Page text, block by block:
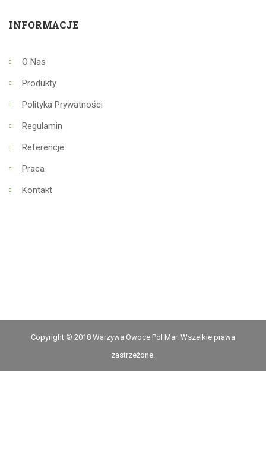
INFORMACJE
O Nas
Produkty
Polityka Prywatności
Regulamin
Referencje
Praca
Kontakt
Copyright © 2018 Warzywa Owoce Pol Mar. Wszelkie prawa
zastrzeżone.